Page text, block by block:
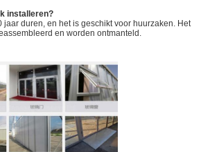
installeren?
jaar duren, en het is geschikt voor huurzaken. Het
en worden ontmanteld.